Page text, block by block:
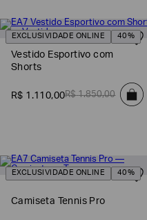
EXCLUSIVIDADE ONLINE 40%
Vestido Esportivo com
Shorts
R$ 1 .110,00R$ 1.850,00
EXCLUSIVIDADE ONLINE 40%
Camiseta Tennis Pro
EA7
Exchange
Femininos
Armani